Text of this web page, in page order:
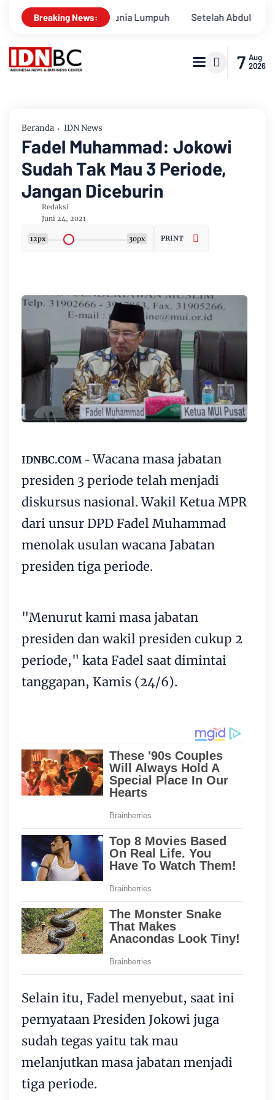
Breaking News:
Dunia Lumpuh Setelah Abdul Wahid, Dani M
7 Aug
2026
Beranda IDN News
Fadel Muhammad: Jokowi
Sudah Tak Mau 3 Periode,
Jangan Diceburin
Redaksi
Juni 24, 2021
12px 30px PRINT
IDNBC.COM - Wacana masa jabatan
presiden 3 periode telah menjadi
diskursus nasional. Wakil Ketua MPR
dari unsur DPD Fadel Muhammad
menolak usulan wacana Jabatan
presiden tiga periode.
"Menurut kami masa jabatan
presiden dan wakil presiden cukup 2
periode," kata Fadel saat dimintai
tanggapan, Kamis (24/6).
Selain itu, Fadel menyebut, saat ini
pernyataan Presiden Jokowi juga
sudah tegas yaitu tak mau
melanjutkan masa jabatan menjadi
tiga periode.